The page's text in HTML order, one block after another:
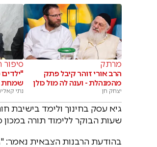
מרתק
הרב אורי זוהר קיבל פתק
מהמנהלת - וענה לה מול כולן
יצחק חן
סיפור
"ילדים
שמחת
נתי
גיא עסק בחינוך ולימד בישיבת
שעות הבוקר ללימוד תורה במכון
בהודעת הרבנות הצבאית נאמר: